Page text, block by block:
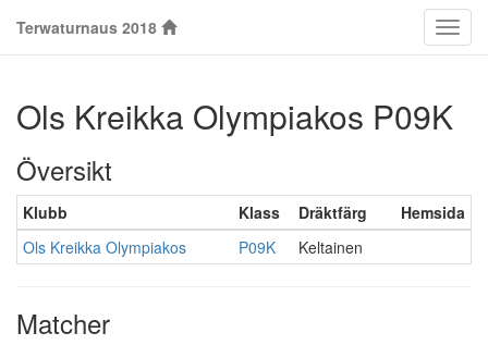
Terwaturnaus 2018
Ols Kreikka Olympiakos P09K
Översikt
Klubb Klass Dräktfärg
Hemsida
Ols Kreikka Olympiakos
P09K Keltainen
Matcher